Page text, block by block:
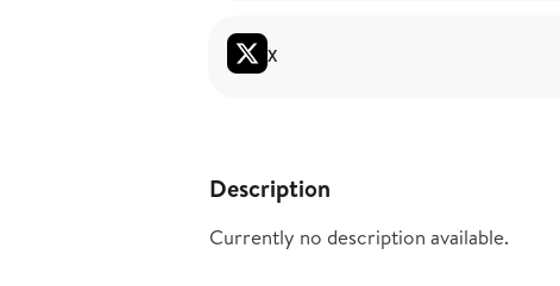
X
Description
Currently no description available.